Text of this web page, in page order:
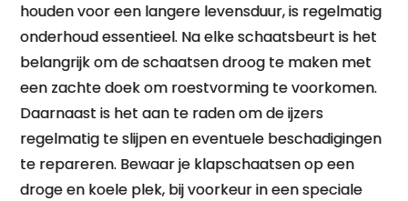
houden voor een langere levensduur, is regelmatig
onderhoud essentieel. Na elke schaatsbeurt is het
belangrijk om de schaatsen droog te maken met
een zachte doek om roestvorming te voorkomen.
Daarnaast is het aan te raden om de ijzers
regelmatig te slijpen en eventuele beschadigingen
te repareren. Bewaar je klapschaatsen op een
droge en koele plek, bij voorkeur in een speciale